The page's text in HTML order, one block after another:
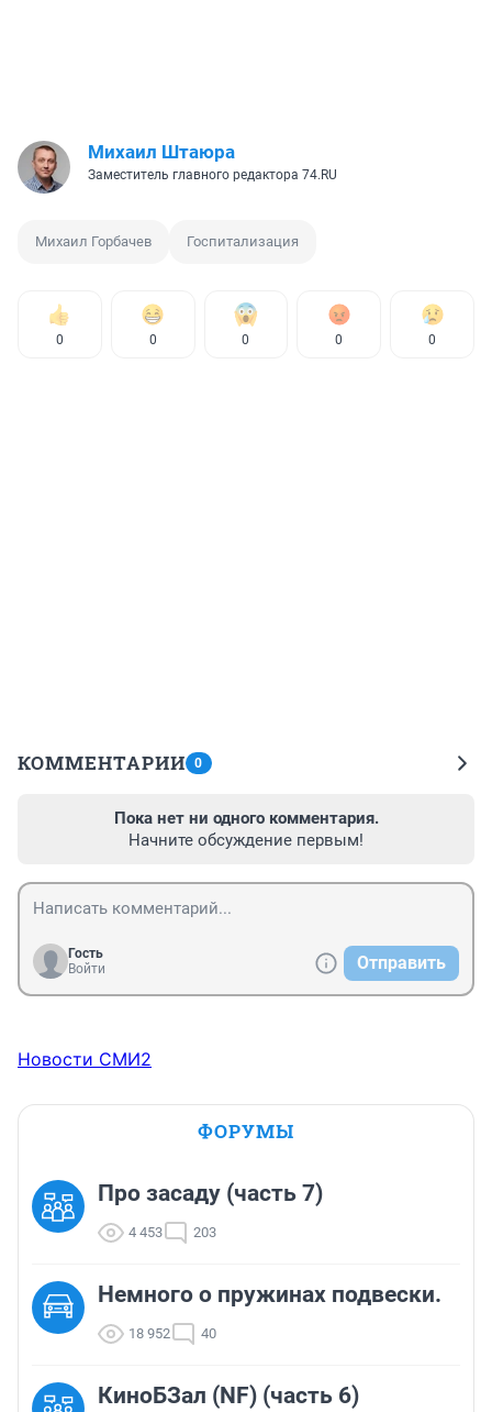
Михаил Штаюра
Заместитель главного редактора 74.RU
Михаил Горбачев Госпитализация
0 0 0 0 0
КОММЕНТАРИИ 0
Пока нет ни одного комментария.
Начните обсуждение первым!
Гость
Войти
Отправить
Новости СМИ2
ФОРУМЫ
Про засаду (часть 7)
4 453 203
Немного о пружинах подвески.
18 952 40
КиноБЗал (NF) (часть 6)